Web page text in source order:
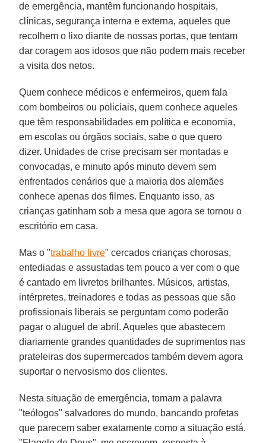
de emergência, mantêm funcionando hospitais,
clínicas, segurança interna e externa, aqueles que
recolhem o lixo diante de nossas portas, que tentam
dar coragem aos idosos que não podem mais receber
a visita dos netos.
Quem conhece médicos e enfermeiros, quem fala
com bombeiros ou policiais, quem conhece aqueles
que têm responsabilidades em política e economia,
em escolas ou órgãos sociais, sabe o que quero
dizer. Unidades de crise precisam ser montadas e
convocadas, e minuto após minuto devem sem
enfrentados cenários que a maioria dos alemães
conhece apenas dos filmes. Enquanto isso, as
crianças gatinham sob a mesa que agora se tornou o
escritório em casa.
Mas o "trabalho livre" cercados crianças chorosas,
entediadas e assustadas tem pouco a ver com o que
é cantado em livretos brilhantes. Músicos, artistas,
intérpretes, treinadores e todas as pessoas que são
profissionais liberais se perguntam como poderão
pagar o aluguel de abril. Aqueles que abastecem
diariamente grandes quantidades de suprimentos nas
prateleiras dos supermercados também devem agora
suportar o nervosismo dos clientes.
Nesta situação de emergência, tomam a palavra
"teólogos" salvadores do mundo, bancando profetas
que parecem saber exatamente como a situação está.